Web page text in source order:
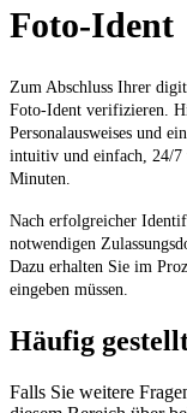
Foto-Ident
Zum Abschluss Ihrer
Foto-Ident verifizieren.
Personalausweises und
intuitiv und einfach, 24/7
Minuten.
Nach erfolgreicher
notwendigen
Dazu erhalten Sie im
eingeben müssen.
Häufig
Falls Sie weitere